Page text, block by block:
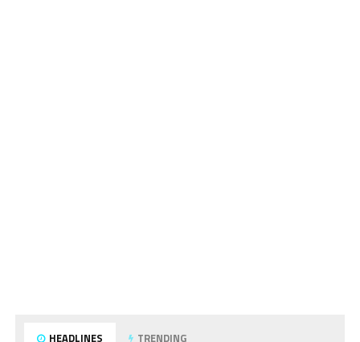
HEADLINES TRENDING